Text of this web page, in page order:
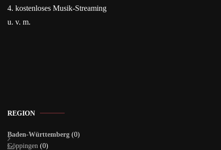
4. kostenloses Musik-Streaming
u. v. m.
REGION
Baden-Württemberg (0)
Göppingen (0)